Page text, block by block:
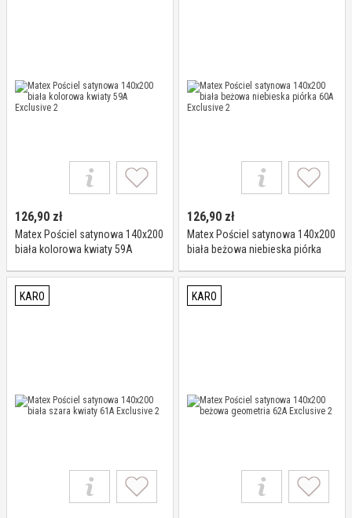
126,90 zł
Matex Pościel satynowa 140x200
biała kolorowa kwiaty 59A
126,90 zł
Matex Pościel satynowa 140x200
biała beżowa niebieska piórka
KARO KARO